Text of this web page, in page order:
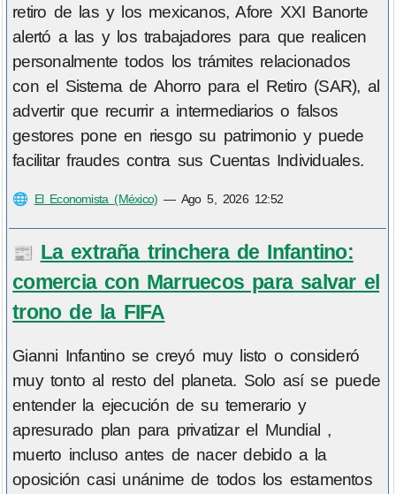
retiro de las y los mexicanos, Afore XXI Banorte
alertó a las y los trabajadores para que realicen
personalmente todos los trámites relacionados
con el Sistema de Ahorro para el Retiro (SAR), al
advertir que recurrir a intermediarios o falsos
gestores pone en riesgo su patrimonio y puede
facilitar fraudes contra sus Cuentas Individuales.
🌐 El Economista (México) — Ago 5, 2026 12:52
📰 La extraña trinchera de Infantino:
comercia con Marruecos para salvar el
trono de la FIFA
Gianni Infantino se creyó muy listo o consideró
muy tonto al resto del planeta. Solo así se puede
entender la ejecución de su temerario y
apresurado plan para privatizar el Mundial ,
muerto incluso antes de nacer debido a la
oposición casi unánime de todos los estamentos